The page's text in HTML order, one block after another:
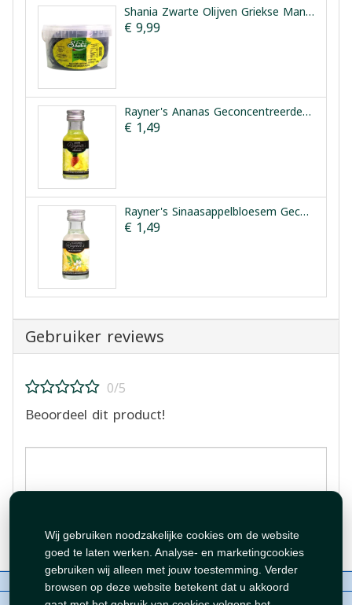
Wij gebruiken noodzakelijke cookies om de website
goed te laten werken. Analyse- en marketingcookies
gebruiken wij alleen met jouw toestemming. Verder
browsen op deze website betekent dat u akkoord
Shania Zwarte Olijven Griekse Manier 1.5kg
€ 9,99
Rayner's Ananas Geconcentreerde Smaakessentie 25ml
€ 1,49
Rayner's Sinaasappelbloesem Geconcentreerde Smaakessentie 28ml
€ 1,49
Gebruiker reviews
0/5
Beoordeel dit product!
Beoordeling plaatsen
Over ons Beleid
WhatsAppen